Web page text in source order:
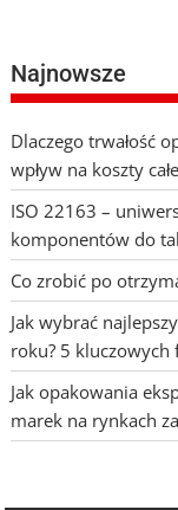
Najnowsze
Dlaczego trwałość
wpływ na koszty
ISO 22163 –
komponentów do
Co zrobić po
Jak wybrać
roku? 5 kluczowych
Jak opakowania
marek na rynkach